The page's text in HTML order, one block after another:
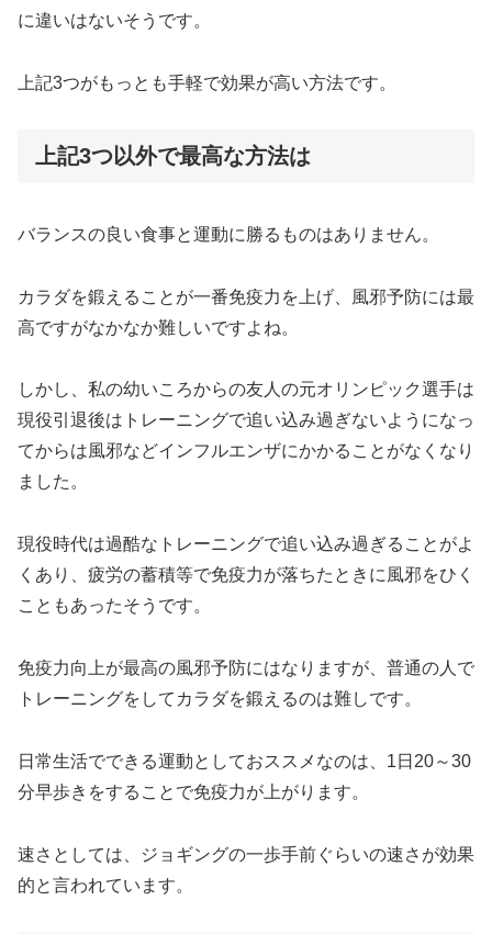
に違いはないそうです。
上記3つがもっとも手軽で効果が高い方法です。
上記3つ以外で最高な方法は
バランスの良い食事と運動に勝るものはありません。
カラダを鍛えることが一番免疫力を上げ、風邪予防には最
高ですがなかなか難しいですよね。
しかし、私の幼いころからの友人の元オリンピック選手は
現役引退後はトレーニングで追い込み過ぎないようになっ
てからは風邪などインフルエンザにかかることがなくなり
ました。
現役時代は過酷なトレーニングで追い込み過ぎることがよ
くあり、疲労の蓄積等で免疫力が落ちたときに風邪をひく
こともあったそうです。
免疫力向上が最高の風邪予防にはなりますが、普通の人で
トレーニングをしてカラダを鍛えるのは難しです。
日常生活でできる運動としておススメなのは、1日20～30
分早歩きをすることで免疫力が上がります。
速さとしては、ジョギングの一歩手前ぐらいの速さが効果
的と言われています。